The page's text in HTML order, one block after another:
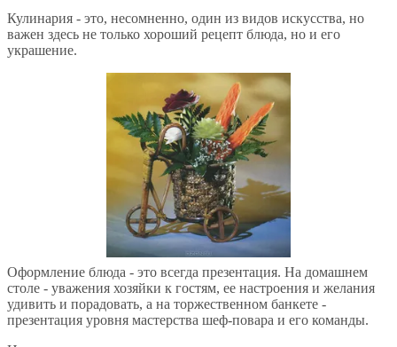
Кулинария - это, несомненно, один из видов искусства, но
важен здесь не только хороший рецепт блюда, но и его
украшение.
Оформление блюда - это всегда презентация. На домашнем
столе - уважения хозяйки к гостям, ее настроения и желания
удивить и порадовать, а на торжественном банкете -
презентация уровня мастерства шеф-повара и его команды.